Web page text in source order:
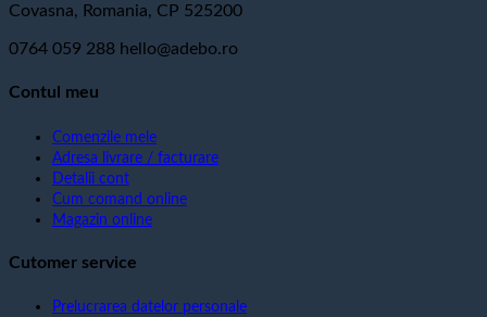
Covasna, Romania, CP 525200
0764 059 288 hello@adebo.ro
Contul meu
Comenzile mele
Adresa livrare / facturare
Detalii cont
Cum comand online
Magazin online
Cutomer service
Prelucrarea datelor personale